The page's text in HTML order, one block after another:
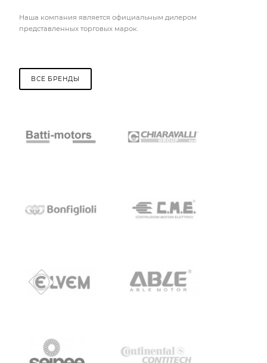
Наша компания является официальным дилером
представленных торговых марок.
ВСЕ БРЕНДЫ